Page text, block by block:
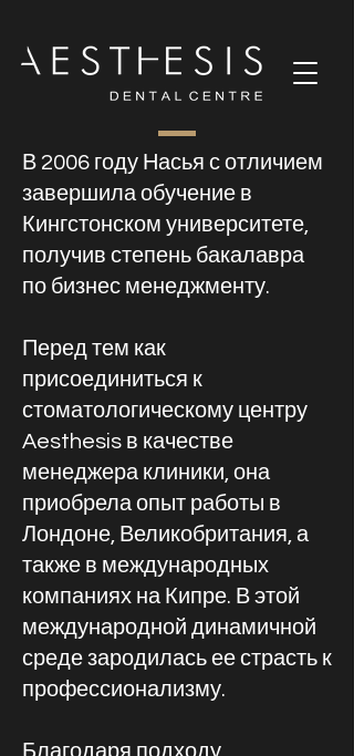
В 2006 году Насья с отличием
завершила обучение в
Кингстонском университете,
получив степень бакалавра
по бизнес менеджменту.
Перед тем как
присоединиться к
стоматологическому центру
Aesthesis в качестве
менеджера клиники, она
приобрела опыт работы в
Лондоне, Великобритания, а
также в международных
компаниях на Кипре. В этой
международной динамичной
среде зародилась ее страсть к
профессионализму.
Благодаря подходу,